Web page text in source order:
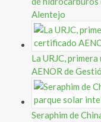
Alentejo
La URJC,
AENOR de
Seraphim de